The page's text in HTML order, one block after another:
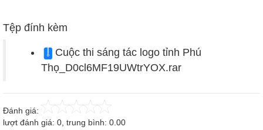
Tệp đính kèm
Cuộc thi sáng tác logo tỉnh Phú
Thọ_D0cl6MF19UWtrYOX.rar
Đánh giá:
lượt đánh giá: 0 , trung bình: 0.00